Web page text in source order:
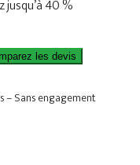
jusqu’à 40 %
les devis
– Sans engagement